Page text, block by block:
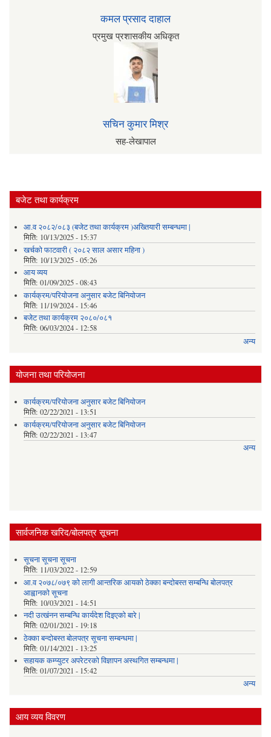
कमल प्रसाद दाहाल
प्रमुख प्रशासकीय अधिकृत
सचिन कुमार मिश्र
सह-लेखापाल
बजेट तथा कार्यक्रम
आ.व २०८२/०८३ (बजेट तथा कार्यक्रम )अख्तियारी सम्बन्धमा |
मिति: 10/13/2025 - 15:37
खर्चको फाटवारी ( २०८२ साल असार महिना )
मिति: 10/13/2025 - 05:26
आय व्यय
मिति: 01/09/2025 - 08:43
कार्यक्रम/परियोजना अनुसार बजेट बिनियोजन
मिति: 11/19/2024 - 15:46
बजेट तथा कार्यक्रम २०८०/०८१
मिति: 06/03/2024 - 12:58
अन्य
योजना तथा परियोजना
कार्यक्रम/परियोजना अनुसार बजेट बिनियोजन
मिति: 02/22/2021 - 13:51
कार्यक्रम/परियोजना अनुसार बजेट बिनियोजन
मिति: 02/22/2021 - 13:47
अन्य
सार्वजनिक खरिद/बोलपत्र सूचना
सूचना सूचना सूचना
मिति: 11/03/2022 - 12:59
आ.व २०७८/०७९ को लागी आन्तरिक आयको ठेक्का बन्दोबस्त सम्बन्धि बोलपत्र
आह्वानको सूचना
मिति: 10/03/2021 - 14:51
नदी उत्खंनन सम्बन्धि कार्यदेश दिइएको बारे |
मिति: 02/01/2021 - 19:18
ठेक्का बन्दोबस्त बोलपत्र सूचना सम्बन्धमा |
मिति: 01/14/2021 - 13:25
सहायक कम्प्युटर अपरेटरको विज्ञापन अस्थगित सम्बन्धमा |
मिति: 01/07/2021 - 15:42
अन्य
आय व्यय विवरण